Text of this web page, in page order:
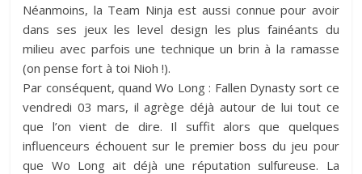
Néanmoins, la Team Ninja est aussi connue pour avoir
dans ses jeux les level design les plus fainéants du
milieu avec parfois une technique un brin à la ramasse
(on pense fort à toi Nioh !).
Par conséquent, quand Wo Long : Fallen Dynasty sort ce
vendredi 03 mars, il agrège déjà autour de lui tout ce
que l’on vient de dire. Il suffit alors que quelques
influenceurs échouent sur le premier boss du jeu pour
que Wo Long ait déjà une réputation sulfureuse. La